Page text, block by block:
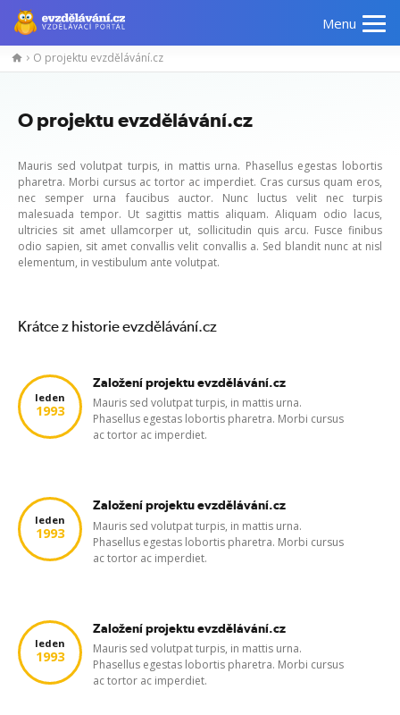
Menu
O projektu evzdělávání.cz
O projektu evzdělávání.cz
Mauris sed volutpat turpis, in mattis urna. Phasellus egestas lobortis
pharetra. Morbi cursus ac tortor ac imperdiet. Cras cursus quam eros,
nec semper urna faucibus auctor. Nunc luctus velit nec turpis
malesuada tempor. Ut sagittis mattis aliquam. Aliquam odio lacus,
ultricies sit amet ullamcorper ut, sollicitudin quis arcu. Fusce finibus
odio sapien, sit amet convallis velit convallis a. Sed blandit nunc at nisl
elementum, in vestibulum ante volutpat.
Krátce z historie evzdělávání.cz
Založení projektu evzdělávání.cz
leden
1993
Mauris sed volutpat turpis, in mattis urna.
Phasellus egestas lobortis pharetra. Morbi cursus
ac tortor ac imperdiet.
Založení projektu evzdělávání.cz
leden
1993
Mauris sed volutpat turpis, in mattis urna.
Phasellus egestas lobortis pharetra. Morbi cursus
ac tortor ac imperdiet.
Založení projektu evzdělávání.cz
leden
1993
Mauris sed volutpat turpis, in mattis urna.
Phasellus egestas lobortis pharetra. Morbi cursus
ac tortor ac imperdiet.